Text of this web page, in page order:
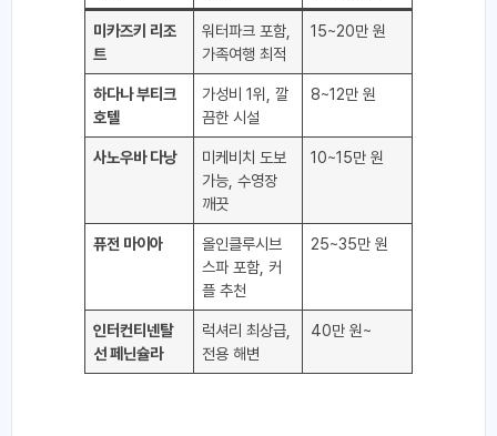
미카즈키 리조
트
워터파크 포함,
가족여행 최적
15~20만 원
하다나 부티크
호텔
가성비 1위, 깔
끔한 시설
8~12만 원
사노우바 다낭
미케비치 도보
가능, 수영장
깨끗
10~15만 원
퓨전 마이아
올인클루시브
스파 포함, 커
플 추천
25~35만 원
인터컨티넨탈
선 페닌슐라
럭셔리 최상급,
전용 해변
40만 원~